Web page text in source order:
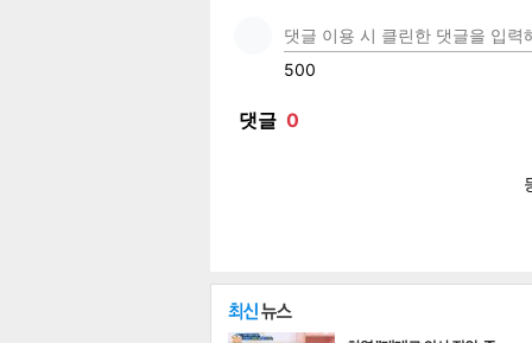
트위 카카